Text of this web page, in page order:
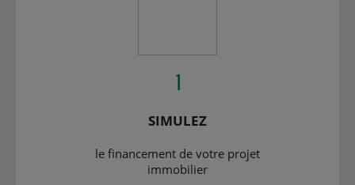
1
SIMULEZ
le financement de votre projet
immobilier